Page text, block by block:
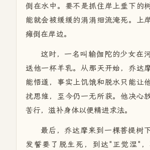
倒在水中。要不是抓住岸上垂下的
能就会被缓缓的涓涓细流淹死。上
瘫倒在岸边。
这时，一名叫输伽陀的少女在
送他一杯羊乳。从那天开始，乔达
能悟道，事实上饥饿和脱水只能让
扰思维，至今仍一无所获。他决心
苦行，滋补身体以便精进求法。
最后，乔达摩来到一棵菩提树
发誓要了脱生死，到达"正觉涅"